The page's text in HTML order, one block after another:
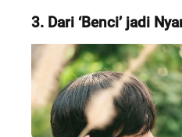
3. Dari ‘Benci’ jadi